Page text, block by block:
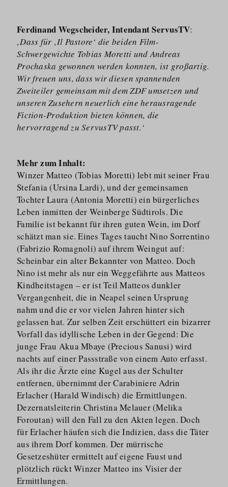
Ferdinand Wegscheider, Intendant ServusTV:
‚Dass für ‚Il Pastore‘ die beiden Film-
Schwergewichte Tobias Moretti und Andreas
Prochaska gewonnen werden konnten, ist großartig.
Wir freuen uns, dass wir diesen spannenden
Zweiteiler gemeinsam mit dem ZDF umsetzen und
unseren Zusehern neuerlich eine herausragende
Fiction-Produktion bieten können, die
hervorragend zu ServusTV passt.‘
Mehr zum Inhalt:
Winzer Matteo (Tobias Moretti) lebt mit seiner Frau
Stefania (Ursina Lardi), und der gemeinsamen
Tochter Laura (Antonia Moretti) ein bürgerliches
Leben inmitten der Weinberge Südtirols. Die
Familie ist bekannt für ihren guten Wein, im Dorf
schätzt man sie. Eines Tages taucht Nino Sorrentino
(Fabrizio Romagnoli) auf ihrem Weingut auf:
Scheinbar ein alter Bekannter von Matteo. Doch
Nino ist mehr als nur ein Weggefährte aus Matteos
Kindheitstagen – er ist Teil Matteos dunkler
Vergangenheit, die in Neapel seinen Ursprung
nahm und die er vor vielen Jahren hinter sich
gelassen hat. Zur selben Zeit erschüttert ein bizarrer
Vorfall das idyllische Leben in der Gegend: Die
junge Frau Akua Mbaye (Precious Sanusi) wird
nachts auf einer Passstraße von einem Auto erfasst.
Als ihr die Ärzte eine Kugel aus der Schulter
entfernen, übernimmt der Carabiniere Adrin
Erlacher (Harald Windisch) die Ermittlungen.
Dezernats­leiterin Christina Melauer (Melika
Foroutan) will den Fall zu den Akten legen. Doch
für Erlacher häufen sich die Indizien, dass die Täter
aus ihrem Dorf kommen. Der mürrische
Gesetzeshüter ermittelt auf eigene Faust und
plötzlich rückt Winzer Matteo ins Visier der
Ermittlungen.